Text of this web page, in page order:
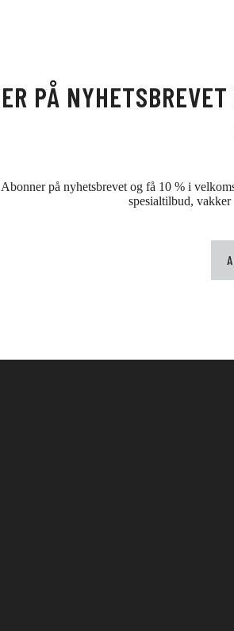
PÅ
Abonner på nyhetsbrevet og få 10 % i
spesialtilbud, vakker